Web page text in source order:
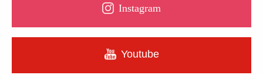
Instagram
Youtube